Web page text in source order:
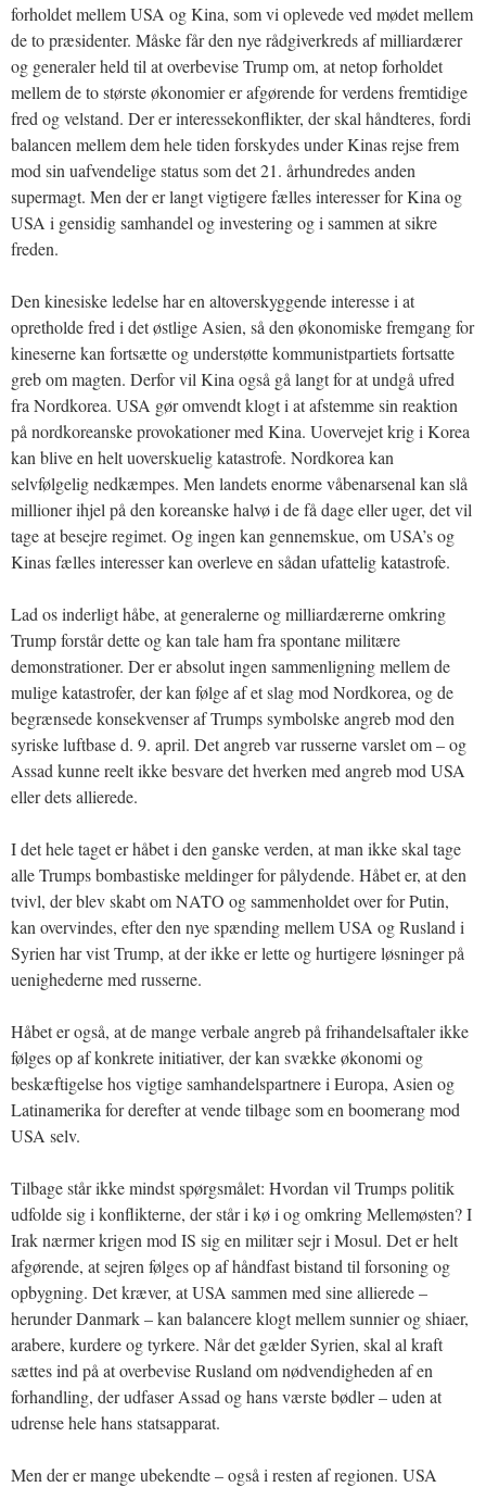
forholdet mellem USA og Kina, som vi oplevede ved mødet mellem
de to præsidenter. Måske får den nye rådgiverkreds af milliardærer
og generaler held til at overbevise Trump om, at netop forholdet
mellem de to største økonomier er afgørende for verdens fremtidige
fred og velstand. Der er interessekonflikter, der skal håndteres, fordi
balancen mellem dem hele tiden forskydes under Kinas rejse frem
mod sin uafvendelige status som det 21. århundredes anden
supermagt. Men der er langt vigtigere fælles interesser for Kina og
USA i gensidig samhandel og investering og i sammen at sikre
freden.
Den kinesiske ledelse har en altoverskyggende interesse i at
opretholde fred i det østlige Asien, så den økonomiske fremgang for
kineserne kan fortsætte og understøtte kommunistpartiets fortsatte
greb om magten. Derfor vil Kina også gå langt for at undgå ufred
fra Nordkorea. USA gør omvendt klogt i at afstemme sin reaktion
på nordkoreanske provokationer med Kina. Uovervejet krig i Korea
kan blive en helt uoverskuelig katastrofe. Nordkorea kan
selvfølgelig nedkæmpes. Men landets enorme våbenarsenal kan slå
millioner ihjel på den koreanske halvø i de få dage eller uger, det vil
tage at besejre regimet. Og ingen kan gennemskue, om USA’s og
Kinas fælles interesser kan overleve en sådan ufattelig katastrofe.
Lad os inderligt håbe, at generalerne og milliardærerne omkring
Trump forstår dette og kan tale ham fra spontane militære
demonstrationer. Der er absolut ingen sammenligning mellem de
mulige katastrofer, der kan følge af et slag mod Nordkorea, og de
begrænsede konsekvenser af Trumps symbolske angreb mod den
syriske luftbase d. 9. april. Det angreb var russerne varslet om – og
Assad kunne reelt ikke besvare det hverken med angreb mod USA
eller dets allierede.
I det hele taget er håbet i den ganske verden, at man ikke skal tage
alle Trumps bombastiske meldinger for pålydende. Håbet er, at den
tvivl, der blev skabt om NATO og sammenholdet over for Putin,
kan overvindes, efter den nye spænding mellem USA og Rusland i
Syrien har vist Trump, at der ikke er lette og hurtigere løsninger på
uenighederne med russerne.
Håbet er også, at de mange verbale angreb på frihandelsaftaler ikke
følges op af konkrete initiativer, der kan svække økonomi og
beskæftigelse hos vigtige samhandelspartnere i Europa, Asien og
Latinamerika for derefter at vende tilbage som en boomerang mod
USA selv.
Tilbage står ikke mindst spørgsmålet: Hvordan vil Trumps politik
udfolde sig i konflikterne, der står i kø i og omkring Mellemøsten? I
Irak nærmer krigen mod IS sig en militær sejr i Mosul. Det er helt
afgørende, at sejren følges op af håndfast bistand til forsoning og
opbygning. Det kræver, at USA sammen med sine allierede –
herunder Danmark – kan balancere klogt mellem sunnier og shiaer,
arabere, kurdere og tyrkere. Når det gælder Syrien, skal al kraft
sættes ind på at overbevise Rusland om nødvendigheden af en
forhandling, der udfaser Assad og hans værste bødler – uden at
udrense hele hans statsapparat.
Men der er mange ubekendte – også i resten af regionen. USA